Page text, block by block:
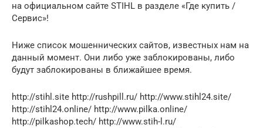
на официальном сайте STIHL в разделе «Где купить /
Сервис»!
Ниже список мошеннических сайтов, известных нам на
данный момент. Они либо уже заблокированы, либо
будут заблокированы в ближайшее время.
http://stihl.site http://rushpill.ru/ http://www.stihl24.site/
http://stihl24.online/ http://www.pilka.online/
http://pilkashop.tech/ http://www.stih-l.ru/